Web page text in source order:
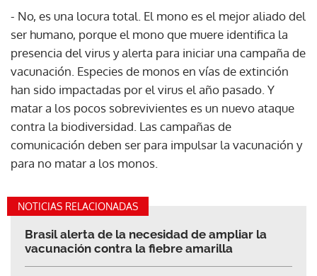
- No, es una locura total. El mono es el mejor aliado del
ser humano, porque el mono que muere identifica la
presencia del virus y alerta para iniciar una campaña de
vacunación. Especies de monos en vías de extinción
han sido impactadas por el virus el año pasado. Y
matar a los pocos sobrevivientes es un nuevo ataque
contra la biodiversidad. Las campañas de
comunicación deben ser para impulsar la vacunación y
para no matar a los monos.
NOTICIAS RELACIONADAS
Brasil alerta de la necesidad de ampliar la
vacunación contra la fiebre amarilla